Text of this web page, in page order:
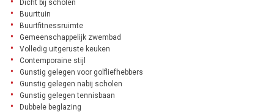
Dicht bij scholen
Buurttuin
Buurtfitnessruimte
Gemeenschappelijk zwembad
Volledig uitgeruste keuken
Contemporaine stijl
Gunstig gelegen voor golfliefhebbers
Gunstig gelegen nabij scholen
Gunstig gelegen tennisbaan
Dubbele beglazing